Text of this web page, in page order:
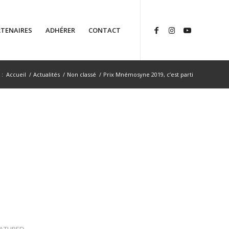
ADHÉRER CONTACT
Accueil / Actualités / Non classé / Prix Mnémosyne 2019, c’est parti